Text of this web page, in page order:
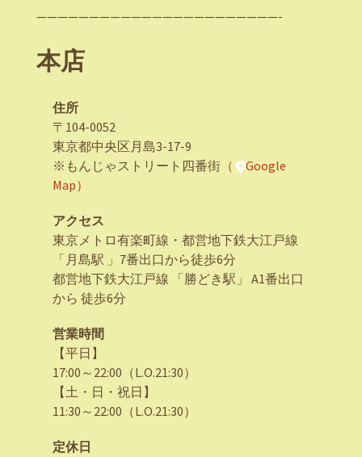
———————————————————————-
本店
住所
〒104-0052
東京都中央区月島3-17-9
※もんじゃストリート四番街 （
Google
Map）
アクセス
東京メトロ有楽町線・都営地下鉄大江戸線
「月島駅 」7番出口から徒歩6分
都営地下鉄大江戸線 「勝どき駅」 A1番出口
から 徒歩6分
営業時間
【平日】
17:00～22:00（L.O.21:30）
【土・日・祝日】
11:30～22:00（L.O.21:30）
定休日